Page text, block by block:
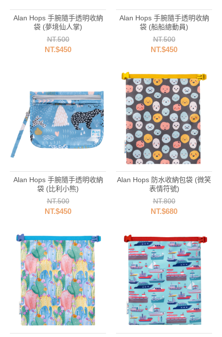
Alan Hops 手腕隨手透明收納
袋 (夢境仙人掌)
NT.500
NT.$450
Alan Hops 手腕隨手透明收納
袋 (船船總動員)
NT.500
NT.$450
Alan Hops 手腕隨手透明收納
袋 (比利小熊)
NT.500
NT.$450
Alan Hops 防水收納包袋 (微笑
表情符號)
NT.800
NT.$680